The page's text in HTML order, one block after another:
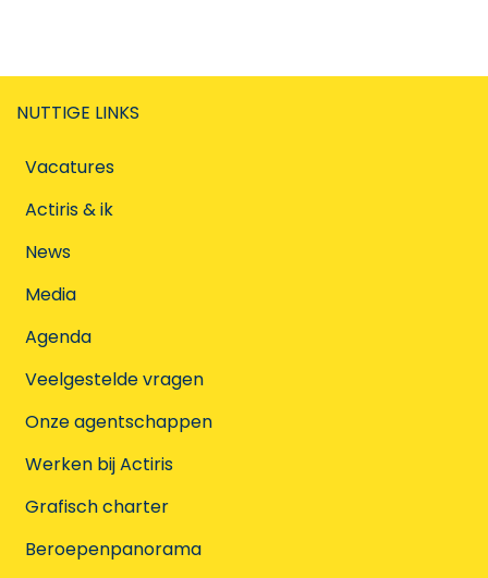
NUTTIGE LINKS
Vacatures
Actiris & ik
News
Media
Agenda
Veelgestelde vragen
Onze agentschappen
Werken bij Actiris
Grafisch charter
Beroepenpanorama